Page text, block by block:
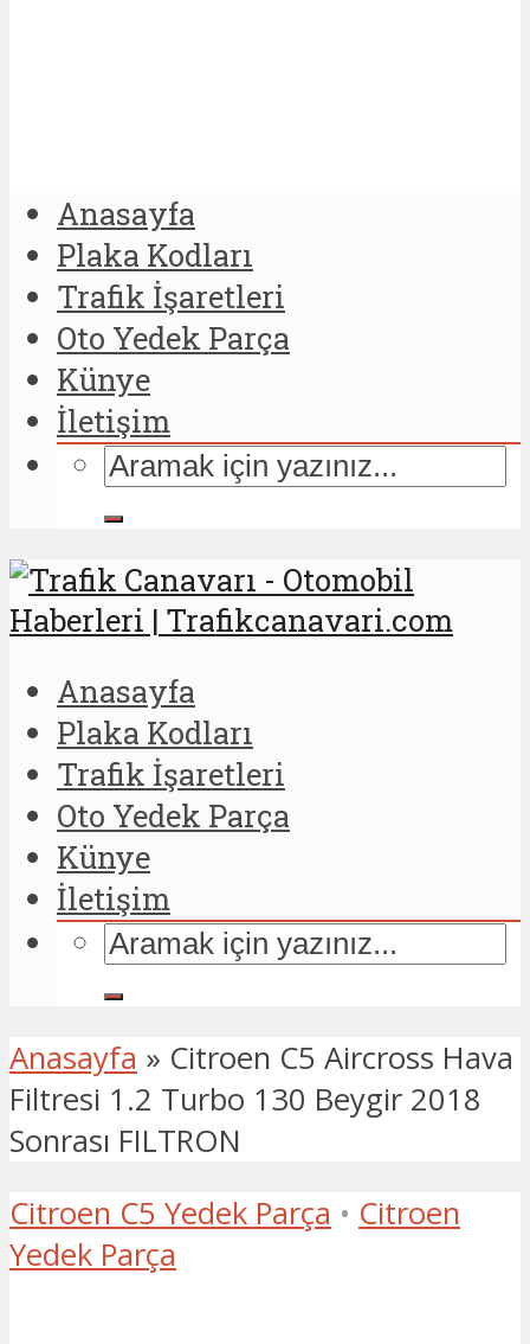
Anasayfa
Plaka Kodları
Trafik İşaretleri
Oto Yedek Parça
Künye
İletişim
Anasayfa
Plaka Kodları
Trafik İşaretleri
Oto Yedek Parça
Künye
İletişim
Anasayfa » Citroen C5 Aircross Hava
Filtresi 1.2 Turbo 130 Beygir 2018
Sonrası FILTRON
Citroen C5 Yedek Parça • Citroen
Yedek Parça